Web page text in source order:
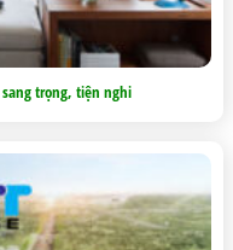
trọng, tiện nghi